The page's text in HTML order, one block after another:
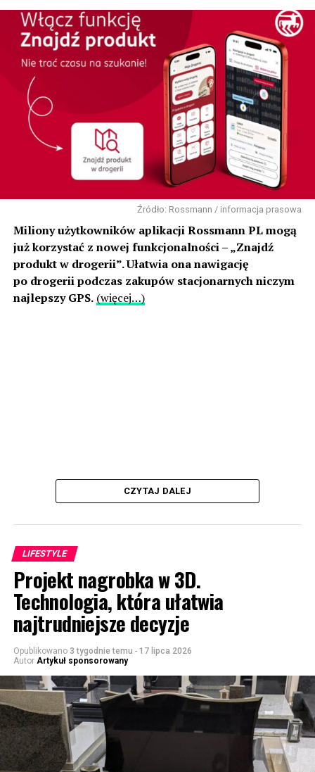
Źródło: Rossmann / informacja prasowa
Miliony użytkowników aplikacji Rossmann PL mogą
już korzystać z nowej funkcjonalności – „Znajdź
produkt w drogerii”. Ułatwia ona nawigację
po drogerii podczas zakupów stacjonarnych niczym
najlepszy GPS. (więcej…)
CZYTAJ DALEJ
LIFESTYLE
Projekt nagrobka w 3D.
Technologia, która ułatwia
najtrudniejsze decyzje
Opublikowano 3 tygodnie temu - 17 lipca 2026
Autor Artykuł sponsorowany